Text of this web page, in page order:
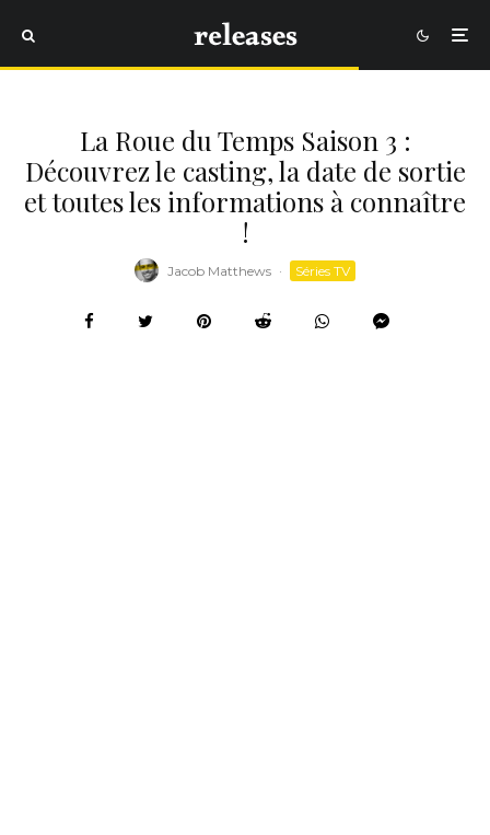
La Roue du Temps Saison 3 :
Découvrez le casting, la date de sortie
et toutes les informations à connaître
!
Jacob Matthews · Séries TV